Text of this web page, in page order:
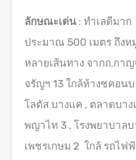
ลักษณะเด่น : ทำเลดีมา
ประมาณ 500 เมตร ถึง
หลายเส้นทาง จากถ.กา
จรัญฯ 13 ใกล้ห้างซคอน
โลตัส บางแค , ตลาดบา
พญาไท 3 , โรงพยาบาลบ
เพชรเกษม 2 ใกล้ รถไฟ